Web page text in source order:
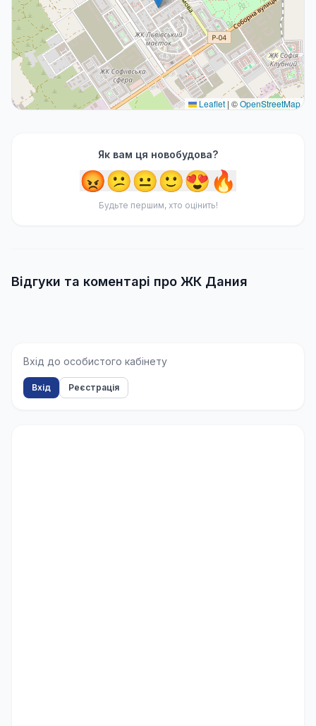
Leaflet | ©OpenStreetMap
Як вам ця новобудова?
😡😕😐🙂😍🔥
Будьте першим, хто оцінить!
Відгуки та коментарі про ЖК Дания
Вхід до особистого кабінету
Вхід Реєстрація